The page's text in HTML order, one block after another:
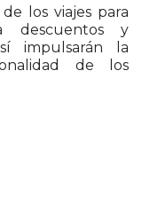
los viajes para
descuentos y
impulsarán la
de los